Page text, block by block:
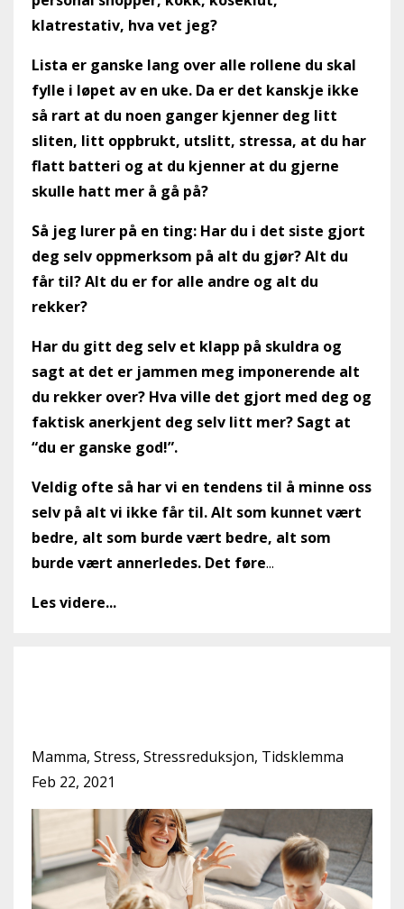
klatrestativ, hva vet jeg?
Lista er ganske lang over alle rollene du skal
fylle i løpet av en uke. Da er det kanskje ikke
så rart at du noen ganger kjenner deg litt
sliten, litt oppbrukt, utslitt, stressa, at du har
flatt batteri og at du kjenner at du gjerne
skulle hatt mer å gå på?
Så jeg lurer på en ting: Har du i det siste gjort
deg selv oppmerksom på alt du gjør? Alt du
får til? Alt du er for alle andre og alt du
rekker?
Har du gitt deg selv et klapp på skuldra og
sagt at det er jammen meg imponerende alt
du rekker over? Hva ville det gjort med deg og
faktisk anerkjent deg selv litt mer? Sagt at
“du er ganske god!”.
Veldig ofte så har vi en tendens til å minne oss
selv på alt vi ikke får til. Alt som kunnet vært
bedre, alt som burde vært bedre, alt som
burde vært annerledes. Det føre...
Les videre...
Mamma Stress Stressreduksjon Tidsklemma
Feb 22, 2021